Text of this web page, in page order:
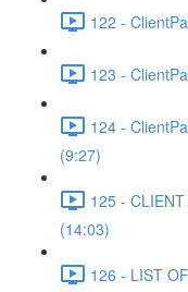
122 -
123 -
124 -
(9:27)
125 -
(14:03)
126 - LIST